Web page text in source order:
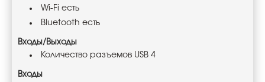
Wi-Fi есть
Bluetooth есть
Входы/Выходы
Количество разъемов USB 4
Входы